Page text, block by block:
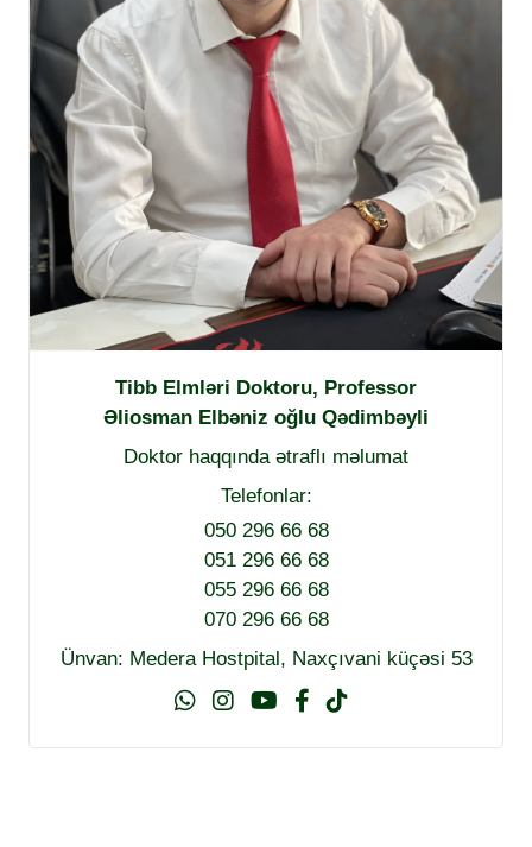
Tibb Elmləri Doktoru, Professor
Əliosman Elbəniz oğlu Qədimbəyli
Doktor haqqında ətraflı məlumat
Telefonlar:
050 296 66 68
051 296 66 68
055 296 66 68
070 296 66 68
Ünvan: Medera Hostpital, Naxçıvani küçəsi 53